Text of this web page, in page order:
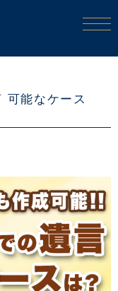
能なケース